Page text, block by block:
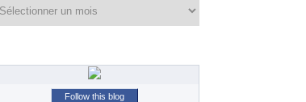
Follow this blog